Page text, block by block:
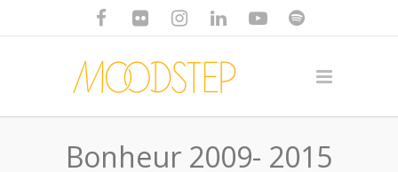
Bonheur 2009- 2015